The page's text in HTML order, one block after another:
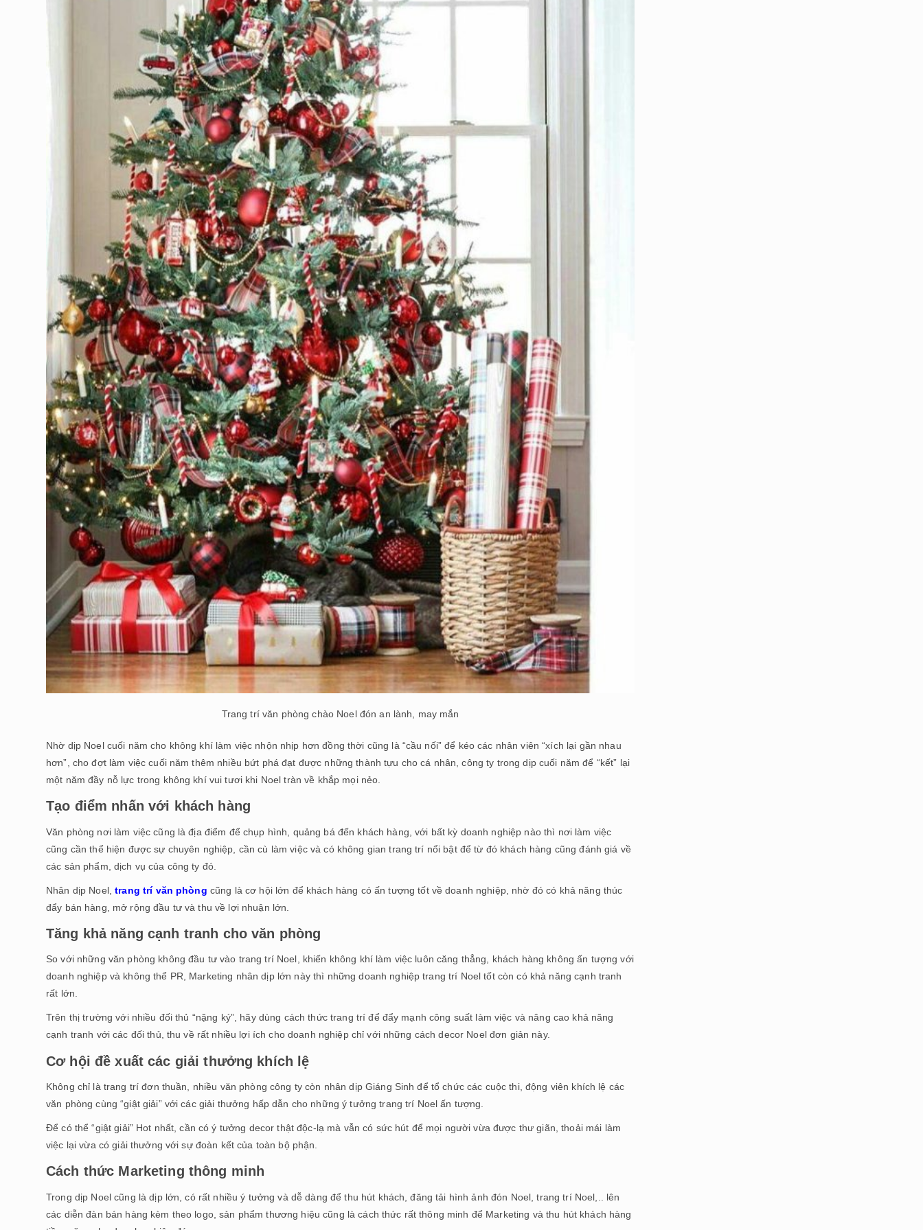
Trang trí văn phòng chào Noel đón an lành, may mắn
Nhờ dịp Noel cuối năm cho không khí làm việc nhộn nhịp hơn đồng thời cũng là “cầu nối” để kéo các nhân viên “xích lại gần nhau
hơn”, cho đợt làm việc cuối năm thêm nhiều bứt phá đạt được những thành tựu cho cá nhân, công ty trong dịp cuối năm để “kết” lại
một năm đầy nỗ lực trong không khí vui tươi khi Noel tràn về khắp mọi nẻo.
Tạo điểm nhấn với khách hàng
Văn phòng nơi làm việc cũng là địa điểm để chụp hình, quảng bá đến khách hàng, với bất kỳ doanh nghiệp nào thì nơi làm việc
cũng cần thể hiện được sự chuyên nghiệp, cần cù làm việc và có không gian trang trí nổi bật để từ đó khách hàng cũng đánh giá về
các sản phẩm, dịch vụ của công ty đó.
Nhân dịp Noel,trang trí văn phòng cũng là cơ hội lớn để khách hàng có ấn tượng tốt về doanh nghiệp, nhờ đó có khả năng thúc
đẩy bán hàng, mở rộng đầu tư và thu về lợi nhuận lớn.
Tăng khả năng cạnh tranh cho văn phòng
So với những văn phòng không đầu tư vào trang trí Noel, khiến không khí làm việc luôn căng thẳng, khách hàng không ấn tượng với
doanh nghiệp và không thể PR, Marketing nhân dịp lớn này thì những doanh nghiệp trang trí Noel tốt còn có khả năng cạnh tranh
rất lớn.
Trên thị trường với nhiều đối thủ “nặng ký”, hãy dùng cách thức trang trí để đẩy mạnh công suất làm việc và nâng cao khả năng
cạnh tranh với các đối thủ, thu về rất nhiều lợi ích cho doanh nghiệp chỉ với những cách decor Noel đơn giản này.
Cơ hội đề xuất các giải thưởng khích lệ
Không chỉ là trang trí đơn thuần, nhiều văn phòng công ty còn nhân dịp Giáng Sinh để tổ chức các cuộc thi, động viên khích lệ các
văn phòng cùng “giật giải” với các giải thưởng hấp dẫn cho những ý tưởng trang trí Noel ấn tượng.
Để có thể “giật giải” Hot nhất, cần có ý tưởng decor thật độc-lạ mà vẫn có sức hút để mọi người vừa được thư giãn, thoải mái làm
việc lại vừa có giải thưởng với sự đoàn kết của toàn bộ phận.
Cách thức Marketing thông minh
Trong dịp Noel cũng là dịp lớn, có rất nhiều ý tưởng và dễ dàng để thu hút khách, đăng tải hình ảnh đón Noel, trang trí Noel,.. lên
các diễn đàn bán hàng kèm theo logo, sản phẩm thương hiệu cũng là cách thức rất thông minh để Marketing và thu hút khách hàng